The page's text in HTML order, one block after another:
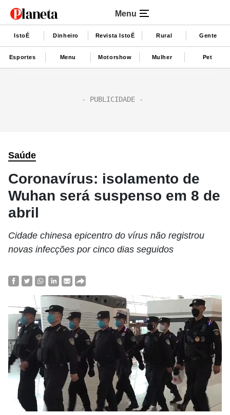
Menu
IstoÉ Dinheiro Revista IstoÉ Rural Gente
Esportes Menu Motorshow Mulher Pet
Saúde
Coronavírus: isolamento de
Wuhan será suspenso em 8 de
abril
Cidade chinesa epicentro do vírus não registrou
novas infecções por cinco dias seguidos